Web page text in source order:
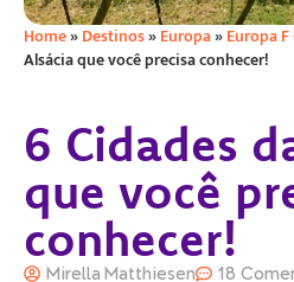
Home»Destinos»Europa»Europa F
Alsácia que você precisa conhecer!
6 Cidades
que você
conhecer!
Mirella Matthiesen 18